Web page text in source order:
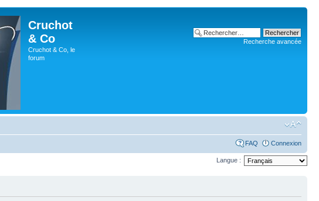
Cruchot
& Co
Cruchot & Co, le
forum
Recherche avancée
FAQ Connexion
Langue :